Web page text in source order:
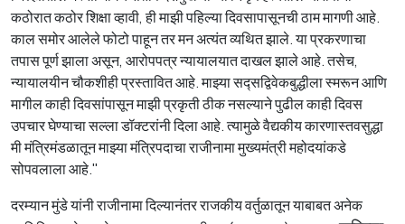
कठोरात कठोर शिक्षा व्हावी, ही माझी पहिल्या दिवसापासूनची ठाम मागणी आहे.
काल समोर आलेले फोटो पाहून तर मन अत्यंत व्यथित झाले. या प्रकरणाचा
तपास पूर्ण झाला असून, आरोपपत्र न्यायालयात दाखल झाले आहे. तसेच,
न्यायालयीन चौकशीही प्रस्तावित आहे. माझ्या सद्सद्विवेकबुद्धीला स्मरून आणि
मागील काही दिवसांपासून माझी प्रकृती ठीक नसल्याने पुढील काही दिवस
उपचार घेण्याचा सल्ला डॉक्टरांनी दिला आहे. त्यामुळे वैद्यकीय कारणास्तवसुद्धा
मी मंत्रिमंडळातून माझ्या मंत्रिपदाचा राजीनामा मुख्यमंत्री महोदयांकडे
सोपवलाला आहे."
दरम्यान मुंडे यांनी राजीनामा दिल्यानंतर राजकीय वर्तुळातून याबाबत अनेक